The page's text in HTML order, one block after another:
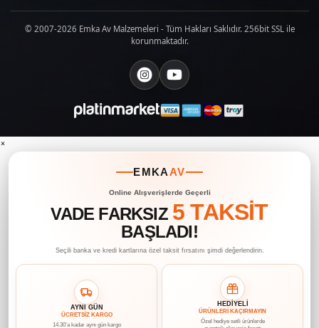
© 2007-2026 Emka Av Malzemeleri - Tüm Hakları Saklıdır. 256bit SSL ile
korunmaktadır.
×
EMKAAV
Online Alışverişlerde Geçerli
VADE FARKSIZ 5 TAKSİT
BAŞLADI!
Seçili banka ve kredi kartlarına özel taksit fırsatını şimdi değerlendirin.
AYNI GÜN
ÜCRETSİZ KARGO
14.30’a kadar aynı gün kargo
HEDİYELİ
ÜRÜNLERİ KAÇIRMAYIN
Özel hediye setli ürünlerde